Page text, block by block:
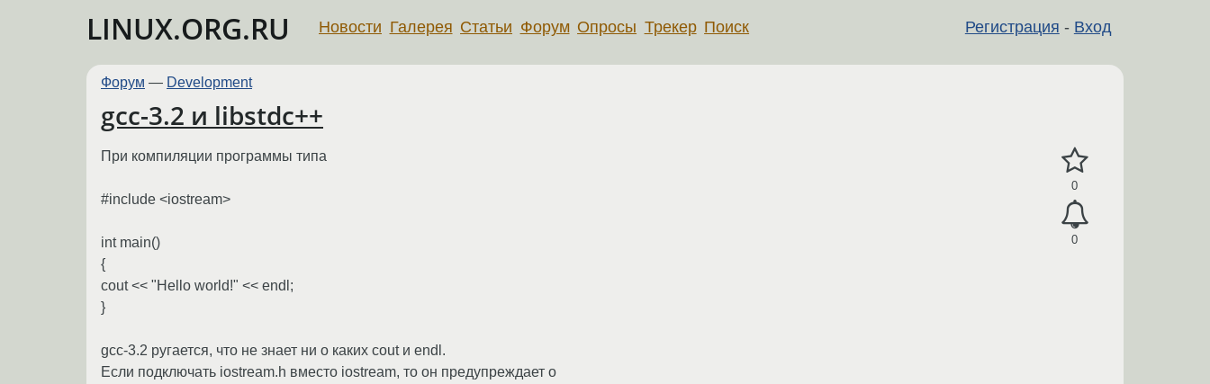
LINUX.ORG.RU Регистрация - Вход
Новости Галерея Статьи Форум Опросы Трекер Поиск
Форум — Development
gcc-3.2 и libstdc++
0
0
При компиляции программы типа
#include <iostream>
int main()
{
cout << "Hello world!" << endl;
}
gcc-3.2 ругается, что не знает ни о каких cout и endl.
Если подключать iostream.h вместо iostream, то он предупреждает о